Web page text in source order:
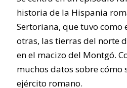
historia de la Hispania
Sertoriana, que tuvo como
otras, las tierras del norte
en el macizo del Montgó.
muchos datos sobre cómo
ejército romano.